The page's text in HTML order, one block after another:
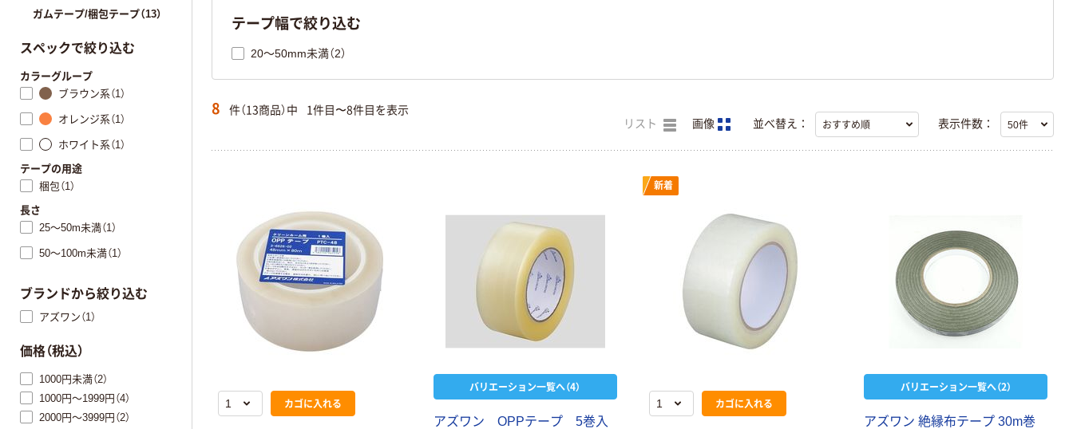
テープ幅で絞り込む
20～50mm未満（2）
8 件（13商品）中 1件目〜8件目を表示
リスト 画像 並べ替え： 表示件数：
カゴに入れる
バリエーション一覧へ（4）
アズワン OPPテープ 5巻入
新着
カゴに入れる
バリエーション一覧へ（2）
アズワン 絶縁布テープ 30m巻
ガムテープ/梱包テープ（13）
スペックで絞り込む
カラーグループ
ブラウン系（1）
オレンジ系（1）
ホワイト系（1）
テープの用途
梱包（1）
長さ
25～50m未満（1）
50～100m未満（1）
ブランドから絞り込む
アズワン（1）
価格（税込）
1000円未満（2）
1000円～1999円（4）
2000円～3999円（2）